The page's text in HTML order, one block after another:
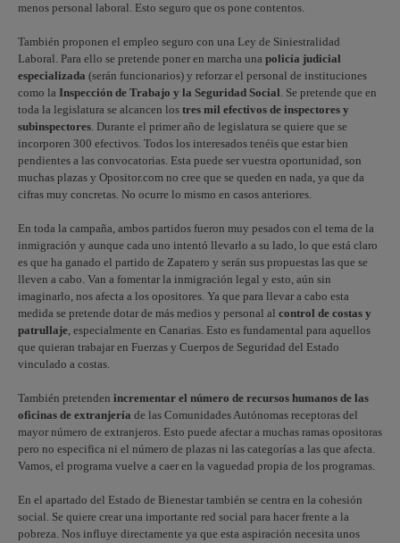
menos personal laboral. Esto seguro que os pone contentos.
También proponen el empleo seguro con una Ley de Siniestralidad
Laboral. Para ello se pretende poner en marcha una policía judicial
especializada (serán funcionarios) y reforzar el personal de instituciones
como la Inspección de Trabajo y la Seguridad Social. Se pretende que en
toda la legislatura se alcancen los tres mil efectivos de inspectores y
subinspectores. Durante el primer año de legislatura se quiere que se
incorporen 300 efectivos. Todos los interesados tenéis que estar bien
pendientes a las convocatorias. Esta puede ser vuestra oportunidad, son
muchas plazas y Opositor.com no cree que se queden en nada, ya que da
cifras muy concretas. No ocurre lo mismo en casos anteriores.
En toda la campaña, ambos partidos fueron muy pesados con el tema de la
inmigración y aunque cada uno intentó llevarlo a su lado, lo que está claro
es que ha ganado el partido de Zapatero y serán sus propuestas las que se
lleven a cabo. Van a fomentar la inmigración legal y esto, aún sin
imaginarlo, nos afecta a los opositores. Ya que para llevar a cabo esta
medida se pretende dotar de más medios y personal al control de costas y
patrullaje, especialmente en Canarias. Esto es fundamental para aquellos
que quieran trabajar en Fuerzas y Cuerpos de Seguridad del Estado
vinculado a costas.
También pretenden incrementar el número de recursos humanos de las
oficinas de extranjería de las Comunidades Autónomas receptoras del
mayor número de extranjeros. Esto puede afectar a muchas ramas opositoras
pero no especifica ni el número de plazas ni las categorías a las que afecta.
Vamos, el programa vuelve a caer en la vaguedad propia de los programas.
En el apartado del Estado de Bienestar también se centra en la cohesión
social. Se quiere crear una importante red social para hacer frente a la
pobreza. Nos influye directamente ya que esta aspiración necesita unos